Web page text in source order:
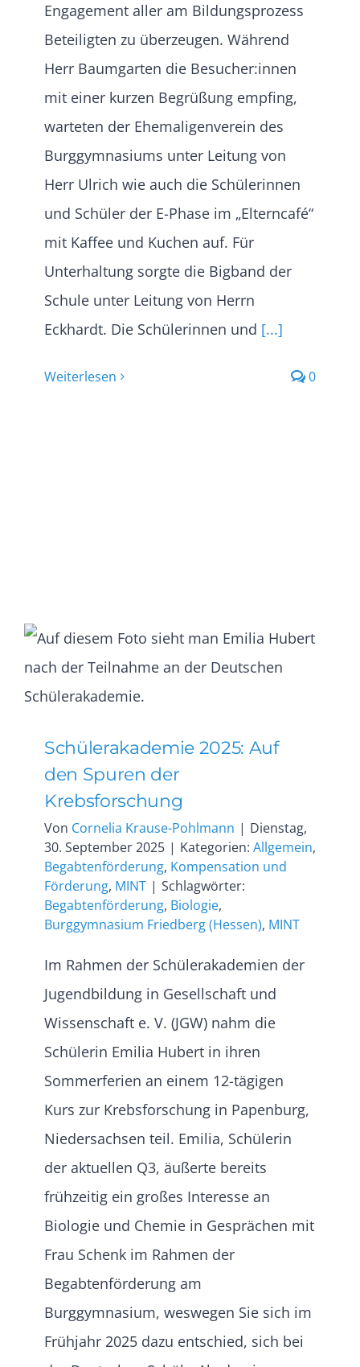
Engagement aller am Bildungsprozess
Beteiligten zu überzeugen. Während
Herr Baumgarten die Besucher:innen
mit einer kurzen Begrüßung empfing,
warteten der Ehemaligenverein des
Burggymnasiums unter Leitung von
Herr Ulrich wie auch die Schülerinnen
und Schüler der E-Phase im „Elterncafé“
mit Kaffee und Kuchen auf. Für
Unterhaltung sorgte die Bigband der
Schule unter Leitung von Herrn
Eckhardt. Die Schülerinnen und [...]
Weiterlesen 0
Schülerakademie 2025: Auf
den Spuren der
Krebsforschung
Von Cornelia Krause-Pohlmann | Dienstag,
30. September 2025 | Kategorien: Allgemein,
Begabtenförderung, Kompensation und
Förderung, MINT | Schlagwörter:
Begabtenförderung, Biologie,
Burggymnasium Friedberg (Hessen), MINT
Im Rahmen der Schülerakademien der
Jugendbildung in Gesellschaft und
Wissenschaft e. V. (JGW) nahm die
Schülerin Emilia Hubert in ihren
Sommerferien an einem 12-tägigen
Kurs zur Krebsforschung in Papenburg,
Niedersachsen teil. Emilia, Schülerin
der aktuellen Q3, äußerte bereits
frühzeitig ein großes Interesse an
Biologie und Chemie in Gesprächen mit
Frau Schenk im Rahmen der
Begabtenförderung am
Burggymnasium, weswegen Sie sich im
Frühjahr 2025 dazu entschied, sich bei